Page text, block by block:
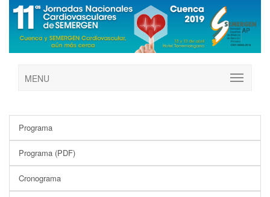
MENU
Programa
Programa (PDF)
Cronograma